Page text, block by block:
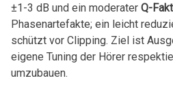
±1-3 dB und ein moderater⁣ Q-
Phasenartefakte; ein leicht
schützt vor Clipping. Ziel ist
eigene‍ Tuning der Hörer‍
umzubauen.